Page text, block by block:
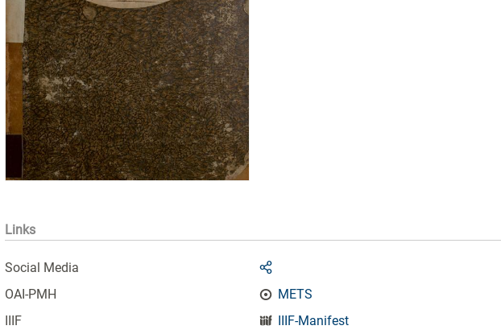
Links
Social Media
OAI-PMH
METS
IIIF
IIIF-Manifest